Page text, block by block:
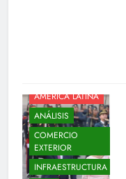
AMÉRICA LATINA
ANÁLISIS
COMERCIO
EXTERIOR
INFRAESTRUCTURA